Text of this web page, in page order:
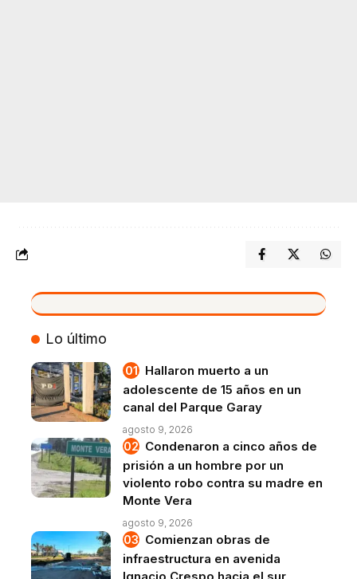
VIVO
Lo último
Hallaron muerto a un
adolescente de 15 años en un
canal del Parque Garay
agosto 9, 2026
Condenaron a cinco años de
prisión a un hombre por un
violento robo contra su madre en
Monte Vera
agosto 9, 2026
Comienzan obras de
infraestructura en avenida